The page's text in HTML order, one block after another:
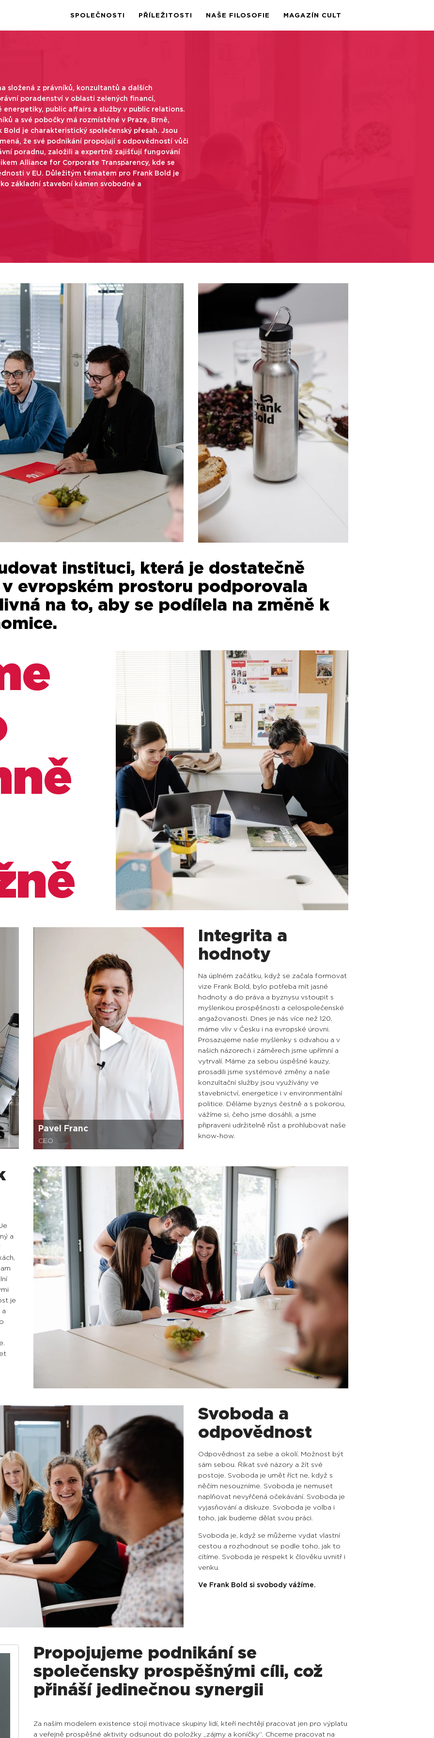
SPOLEČNOSTI PŘÍLEŽITOSTI NAŠE FILOSOFIE MAGAZÍN CULT
složená z právníků, konzultantů a dalších
poradenství v oblasti zelených financí,
public affairs a služby v public relations.
a své pobočky má rozmístěné v Praze, Brně,
Bold je charakteristický společenský přesah. Jsou
že své podnikání propojují s odpovědností vůči
poradnu, založili a expertně zajišťují fungování
Alliance for Corporate Transparency, kde se
v EU. Důležitým tématem pro Frank Bold je
základní stavební kámen svobodné a
instituci, která je dostatečně
evropském prostoru podporovala
na to, aby se podílela na změně k
Pavel Franc
CEO
Integrita a
hodnoty
Na úplném začátku, když se začala formovat
vize Frank Bold, bylo potřeba mít jasné
hodnoty a do práva a byznysu vstoupit s
myšlenkou prospěšnosti a celospolečenské
angažovanosti. Dnes je nás více než 120,
máme vliv v Česku i na evropské úrovni.
Prosazujeme naše myšlenky s odvahou a v
našich názorech i záměrech jsme upřímní a
vytrvalí. Máme za sebou úspěšné kauzy,
prosadili jsme systémové změny a naše
konzultační služby jsou využívány ve
stavebnictví, energetice i v environmentální
politice. Děláme byznys čestně a s pokorou,
vážíme si, čeho jsme dosáhli, a jsme
připraveni udržitelně růst a prohlubovat naše
know-how.
a
je
a
Svoboda a
odpovědnost
Odpovědnost za sebe a okolí. Možnost být
sám sebou. Říkat své názory a žít své
postoje. Svoboda je umět říct ne, když s
něčím nesouzníme. Svoboda je nemuset
naplňovat nevyřčená očekávání. Svoboda je
vyjasňování a diskuze. Svoboda je volba i
toho, jak budeme dělat svou práci.
Svoboda je, když se můžeme vydat vlastní
cestou a rozhodnout se podle toho, jak to
cítíme. Svoboda je respekt k člověku uvnitř i
venku.
Ve Frank Bold si svobody vážíme.
Propojujeme podnikání se
společensky prospěšnými cíli, což
přináší jedinečnou synergii
Za naším modelem existence stojí motivace skupiny lidí, kteří nechtějí pracovat jen pro výplatu
a veřejně prospěšné aktivity odsunout do položky „zájmy a koníčky”. Chceme pracovat na